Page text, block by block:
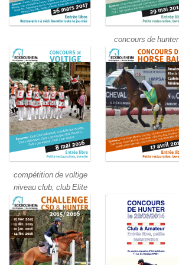
concours de hunter
compétition de voltige
niveau club, club Elite